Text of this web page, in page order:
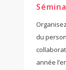
du
année